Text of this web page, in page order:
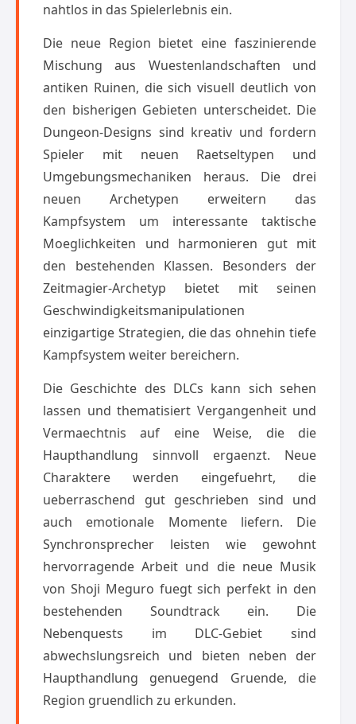
nahtlos in das Spielerlebnis ein.
Die neue Region bietet eine faszinierende
Mischung aus Wuestenlandschaften und
antiken Ruinen, die sich visuell deutlich von
den bisherigen Gebieten unterscheidet. Die
Dungeon-Designs sind kreativ und fordern
Spieler mit neuen Raetseltypen und
Umgebungsmechaniken heraus. Die drei
neuen Archetypen erweitern das
Kampfsystem um interessante taktische
Moeglichkeiten und harmonieren gut mit
den bestehenden Klassen. Besonders der
Zeitmagier-Archetyp bietet mit seinen
Geschwindigkeitsmanipulationen
einzigartige Strategien, die das ohnehin tiefe
Kampfsystem weiter bereichern.
Die Geschichte des DLCs kann sich sehen
lassen und thematisiert Vergangenheit und
Vermaechtnis auf eine Weise, die die
Haupthandlung sinnvoll ergaenzt. Neue
Charaktere werden eingefuehrt, die
ueberraschend gut geschrieben sind und
auch emotionale Momente liefern. Die
Synchronsprecher leisten wie gewohnt
hervorragende Arbeit und die neue Musik
von Shoji Meguro fuegt sich perfekt in den
bestehenden Soundtrack ein. Die
Nebenquests im DLC-Gebiet sind
abwechslungsreich und bieten neben der
Haupthandlung genuegend Gruende, die
Region gruendlich zu erkunden.